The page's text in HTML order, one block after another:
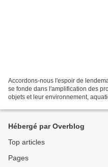
Accordons-nous l'espoir de
se fonde dans l'amplification des
objets et leur environnement,
Hébergé par Overblog
Top articles
Pages